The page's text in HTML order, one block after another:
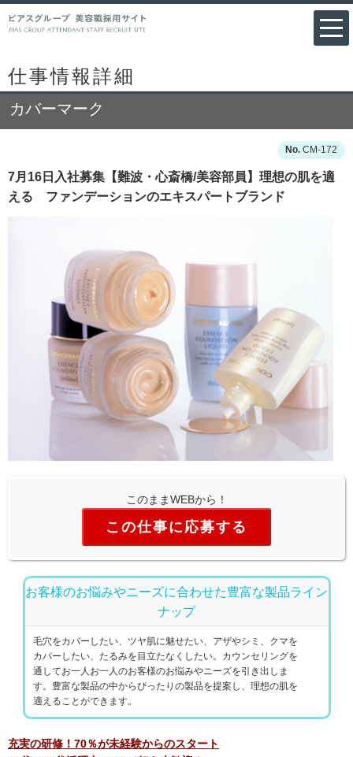
仕事情報詳細
カバーマーク
CM-172
7月16日入社募集【難波・心斎橋/美容部員】理想の肌を適
える ファンデーションのエキスパートブランド
このままWEBから！
この仕事に応募する
お客様のお悩みやニーズに合わせた豊富な製品ライン
ナップ
毛穴をカバーしたい、ツヤ肌に魅せたい、アザやシミ、クマを
カバーしたい、たるみを目立たなくしたい。カウンセリングを
通してお一人お一人のお客様のお悩みやニーズを引き出しま
す。豊富な製品の中からぴったりの製品を提案し、理想の肌を
適えることができます。
充実の研修！70％が未経験からのスタート